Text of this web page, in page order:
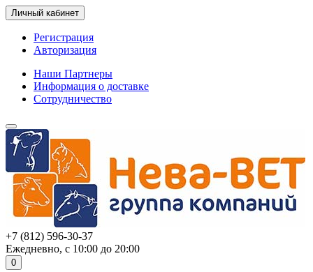
Личный кабинет
Регистрация
Авторизация
Наши Партнеры
Информация о доставке
Сотрудничество
+7 (812) 596-30-37
Ежедневно, с 10:00 до 20:00
0